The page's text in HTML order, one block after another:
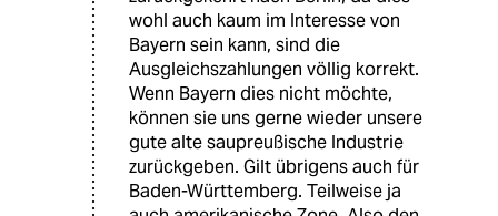
wohl auch kaum im Interesse von
Bayern sein kann, sind die
Ausgleichszahlungen völlig korrekt.
Wenn Bayern dies nicht möchte,
können sie uns gerne wieder unsere
gute alte saupreußische Industrie
zurückgeben. Gilt übrigens auch für
Baden-Württemberg. Teilweise ja